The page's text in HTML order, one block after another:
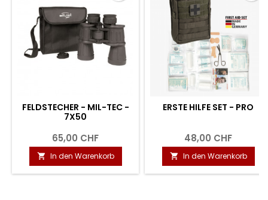
FELDSTECHER - MIL-TEC -
7X50
65,00 CHF
 In den Warenkorb
ERSTE HILFE SET - PRO
48,00 CHF
 In den Warenkorb